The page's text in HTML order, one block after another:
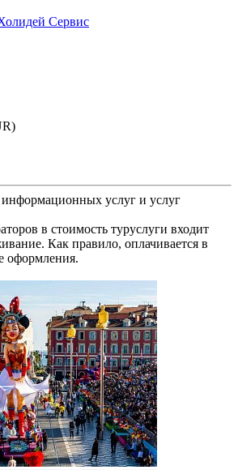
Сервис
информационных услуг и услуг
в стоимость туруслуги входит
Как правило, оплачивается в
оформления.